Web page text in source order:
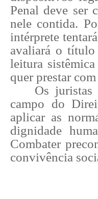
Penal deve ser
nele contida.
intérprete
avaliará o
leitura
quer prestar
Os juristas
campo do
aplicar as
dignidade
Combater
convivência